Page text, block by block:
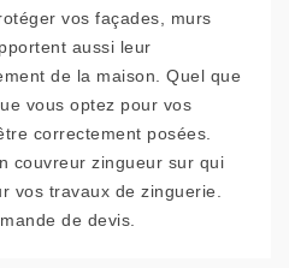
vos façades, murs
aussi leur
de la maison. Quel que
vous optez pour vos
correctement posées.
couvreur zingueur sur qui
vos travaux de zinguerie.
de devis.